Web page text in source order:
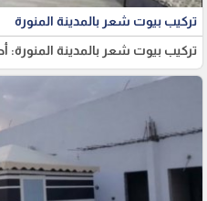
تركيب بيوت شعر بالمدينة المنورة
تركيب بيوت شعر بالمدينة المنورة: